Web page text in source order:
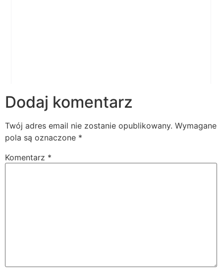
Dodaj komentarz
Twój adres email nie zostanie opublikowany. Wymagane
pola są oznaczone *
Komentarz *